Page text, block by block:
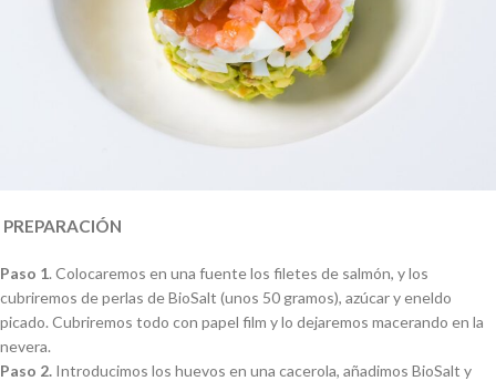
PREPARACIÓN
Paso 1. Colocaremos en una fuente los filetes de salmón, y los
cubriremos de perlas de BioSalt (unos 50 gramos), azúcar y eneldo
picado. Cubriremos todo con papel film y lo dejaremos macerando en la
nevera.
Paso 2. Introducimos los huevos en una cacerola, añadimos BioSalt y